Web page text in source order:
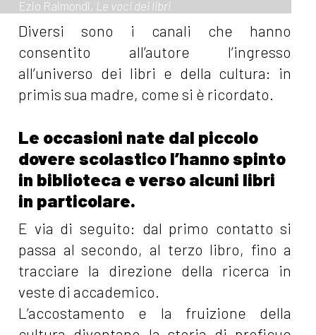
Ezio Raimondi, Le voci dei libri
Diversi sono i canali che hanno
consentito all’autore l’ingresso
all’universo dei libri e della cultura: in
primis sua madre, come si è ricordato.
Le occasioni nate dal piccolo
dovere scolastico l’hanno spinto
in biblioteca e verso alcuni libri
in particolare.
E via di seguito: dal primo contatto si
passa al secondo, al terzo libro, fino a
tracciare la direzione della ricerca in
veste di accademico.
L’accostamento e la fruizione della